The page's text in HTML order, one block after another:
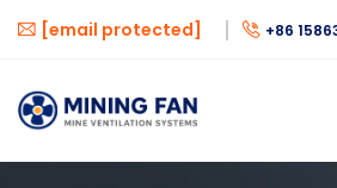
[email protected] +86